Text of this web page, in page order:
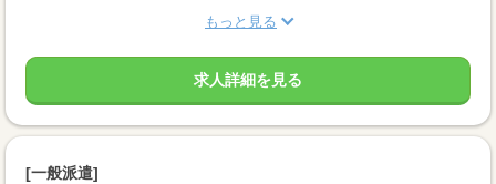
もっと見る
求人詳細を見る
[一般派遣]